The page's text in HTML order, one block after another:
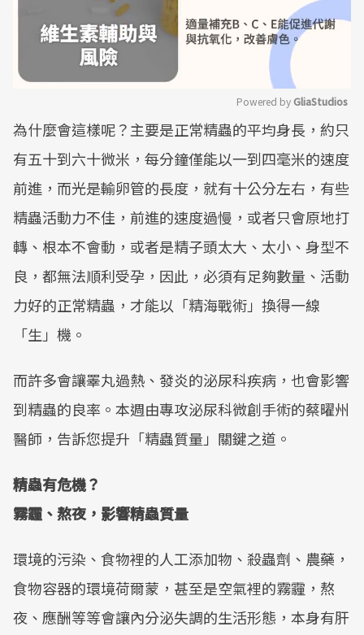
Mute
Powered by GliaStudios
為什麼會這樣呢？主要是正常精蟲的平均身長，約只
有五十到六十微米，每分鐘僅能以一到四毫米的速度
前進，而光是輸卵管的長度，就有十公分左右，有些
精蟲活動力不佳，前進的速度過慢，或者只會原地打
轉、根本不會動，或者是精子頭太大、太小、身型不
良，都無法順利受孕，因此，必須有足夠數量、活動
力好的正常精蟲，才能以「精海戰術」換得一線
「生」機。
而許多會讓睪丸過熱、發炎的泌尿科疾病，也會影響
到精蟲的良率。本週由專攻泌尿科微創手術的蔡曜州
醫師，告訴您提升「精蟲質量」關鍵之道。
精蟲有危機？
霧霾、熬夜，影響精蟲質量
環境的污染、食物裡的人工添加物、殺蟲劑、農藥，
食物容器的環境荷爾蒙，甚至是空氣裡的霧霾，熬
夜、應酬等等會讓內分泌失調的生活形態，本身有肝